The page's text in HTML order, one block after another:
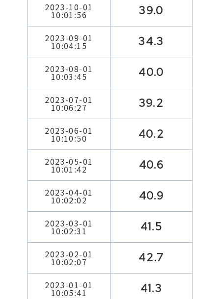
2023-10-01
10:01:56 39.0
2023-09-01
10:04:15 34.3
2023-08-01
10:03:45 40.0
2023-07-01
10:06:27 39.2
2023-06-01
10:10:50 40.2
2023-05-01
10:01:42 40.6
2023-04-01
10:02:02 40.9
2023-03-01
10:02:31 41.5
2023-02-01
10:02:07 42.7
2023-01-01
10:05:41 41.3